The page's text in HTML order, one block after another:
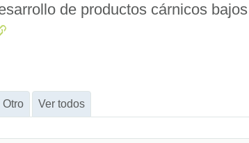
de productos cárnicos
Otro Ver todos